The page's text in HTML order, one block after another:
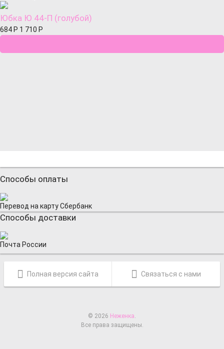
Юбка Ю 44-П (голубой)
684 Р 1 710 Р
Способы оплаты
Перевод на карту Сбербанк
Способы доставки
Почта России
Полная версия сайта Связаться с нами
© 2026 Неженка.
Все права защищены.